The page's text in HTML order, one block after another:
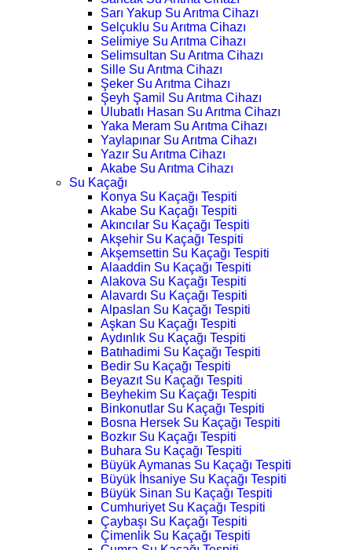
Sarı Yakup Su Arıtma Cihazı
Selçuklu Su Arıtma Cihazı
Selimiye Su Arıtma Cihazı
Selimsultan Su Arıtma Cihazı
Sille Su Arıtma Cihazı
Şeker Su Arıtma Cihazı
Şeyh Şamil Su Arıtma Cihazı
Ulubatlı Hasan Su Arıtma Cihazı
Yaka Meram Su Arıtma Cihazı
Yaylapınar Su Arıtma Cihazı
Yazır Su Arıtma Cihazı
Akabe Su Arıtma Cihazı
Su Kaçağı
Konya Su Kaçağı Tespiti
Akabe Su Kaçağı Tespiti
Akıncılar Su Kaçağı Tespiti
Akşehir Su Kaçağı Tespiti
Akşemsettin Su Kaçağı Tespiti
Alaaddin Su Kaçağı Tespiti
Alakova Su Kaçağı Tespiti
Alavardı Su Kaçağı Tespiti
Alpaslan Su Kaçağı Tespiti
Aşkan Su Kaçağı Tespiti
Aydınlık Su Kaçağı Tespiti
Batıhadimi Su Kaçağı Tespiti
Bedir Su Kaçağı Tespiti
Beyazıt Su Kaçağı Tespiti
Beyhekim Su Kaçağı Tespiti
Binkonutlar Su Kaçağı Tespiti
Bosna Hersek Su Kaçağı Tespiti
Bozkır Su Kaçağı Tespiti
Buhara Su Kaçağı Tespiti
Büyük Aymanas Su Kaçağı Tespiti
Büyük İhsaniye Su Kaçağı Tespiti
Büyük Sinan Su Kaçağı Tespiti
Cumhuriyet Su Kaçağı Tespiti
Çaybaşı Su Kaçağı Tespiti
Çimenlik Su Kaçağı Tespiti